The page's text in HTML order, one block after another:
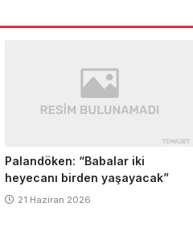
Palandöken: “Babalar iki
heyecanı birden yaşayacak”
21 Haziran 2026